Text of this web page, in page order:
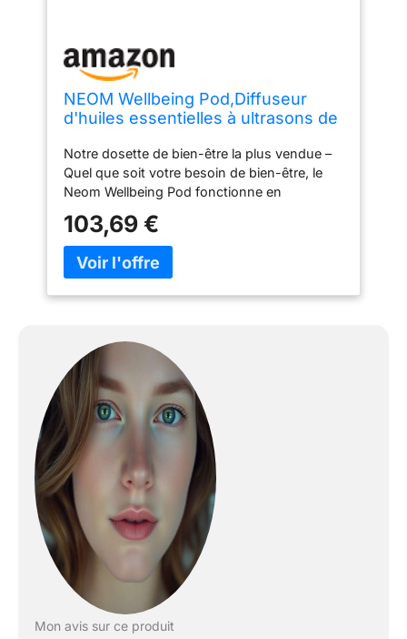
NEOM Wellbeing Pod,Diffuseur
d'huiles essentielles à ultrasons de
céramique, lumière LED et
minuterie,Diffuseur
d'aromathérapie,Cadeau,Fête des
mères
Notre dosette de bien-être la plus vendue –
Quel que soit votre besoin de bien-être, le
Neom Wellbeing Pod fonctionne en
mélanges d'huiles essentielles 100 %
naturelles pour vous aider à mieux dormir,
moins de stress, plus d'énergie ou un boost
dont un écran tactile, un mode respiration
guidée et une veilleuse à intensité variable.
Améliorez votre espace avec du parfum :
notre diffuseur d'huiles essentielles
transforme n'importe quel espace et peut
être utilisé dans toute votre maison. De votre
salon et couloir à votre chambre, cuisine,
salle de bain ou bureau à domicile. Notre
diffuseur est le mieux adapté pour parfumer
les espaces de taille moyenne dans votre
maison et fournit des huiles essentielles
d'aromathérapie et des parfums favorisant le
bien-être dans chaque coin de votre espace,
créant une ambiance accueillante. Parfum
toute la journée : profitez de parfums
ininterrompus et 100 % naturels tout au long
103,69 €
Mon avis sur ce produit